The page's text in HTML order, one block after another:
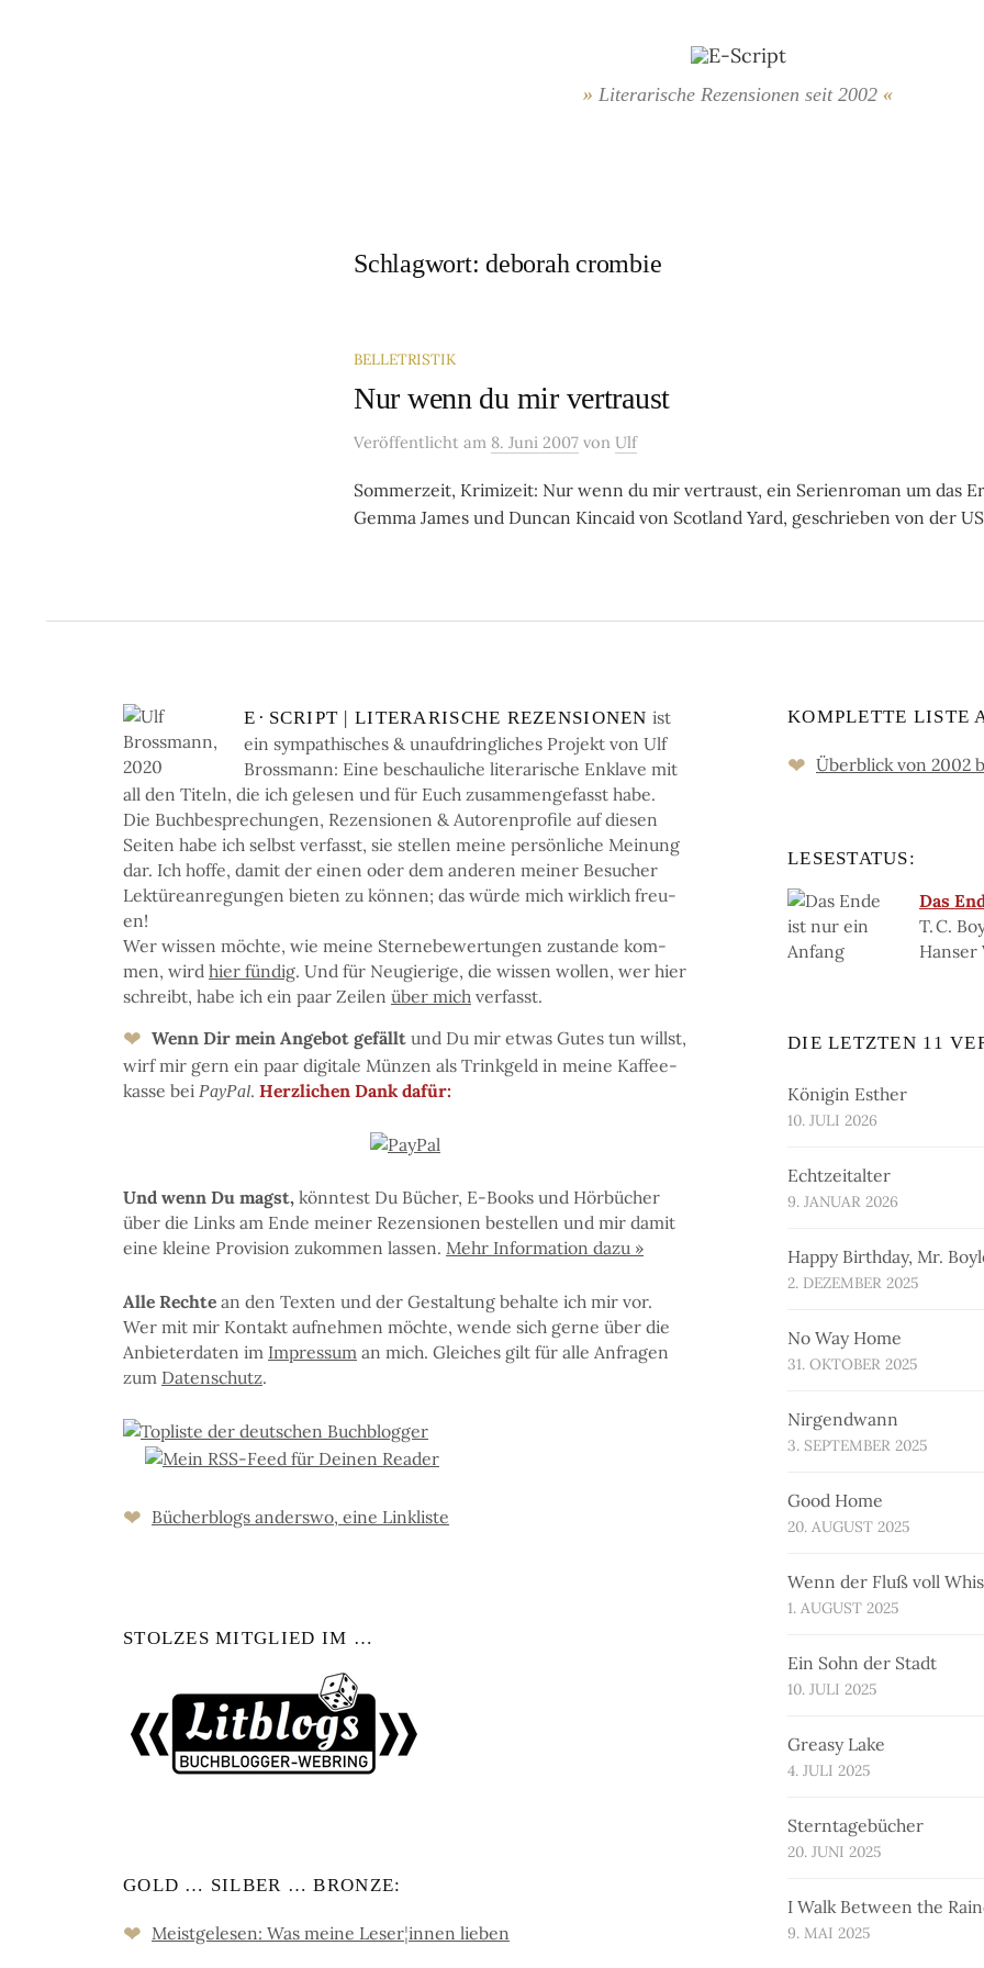
Literarische Rezensionen seit 2002
Schlagwort:deborah crombie
BELLETRISTIK
Nur wenn du mir vertraust
Veröffentlicht am 8. Juni 2007 von Ulf
Sommerzeit, Krimizeit: Nur wenn du mir vertraust, ein Serienroman um das
Gemma James und Duncan Kincaid von Scotland Yard, geschrieben von der
E · SCRIPT | LI­TE­RA­RI­SCHE RE­ZEN­SIO­NEN ist
ein sym­pa­thi­sches & un­auf­dring­li­ches Pro­jekt von Ulf
Bross­mann: Eine be­schau­li­che li­te­ra­ri­sche En­kla­ve mit
all den Ti­teln, die ich ge­le­sen und für Euch zu­sam­men­ge­fasst habe.
Die Buch­be­spre­chun­gen, Re­zen­sio­nen & Auto­ren­pro­fi­le auf die­sen
Sei­ten ha­be ich selbst ver­fasst, sie stel­len mei­ne persön­li­che Mei­nung
dar. Ich hof­fe, da­mit der einen oder dem an­de­ren mei­ner Be­su­cher
Lek­türe­an­re­gun­gen bie­ten zu kön­nen; das wür­de mich wirk­lich freu­
en!
Wer wis­sen möchte, wie mei­ne Ster­ne­be­wer­tun­gen zu­stan­de kom­
men, wird hier fün­dig. Und für Neu­gie­ri­ge, die wis­sen wol­len, wer hier
schreibt, ha­be ich ein paar Zei­len über mich ver­fasst.
❤ Wenn Dir mein An­ge­bot ge­fällt und Du mir et­was Gu­tes tun willst,
wirf mir gern ein paar di­gi­ta­le Mün­zen als Trink­geld in mei­ne Kaf­fee­
kas­se bei PayPal. Herz­li­chen Dank dafür:
Und wenn Du magst, könn­test Du Bü­cher, E-Books und Hör­bü­cher
über die Links am En­de mei­ner Re­zen­sio­nen be­stel­len und mir da­mit
eine klei­ne Pro­vi­sion zu­kom­men las­sen. Mehr In­for­ma­tion da­zu »
Al­le Rech­te an den Tex­ten und der Ge­stal­tung be­hal­te ich mir vor.
Wer mit mir Kon­takt auf­neh­men möchte, wen­de sich ger­ne über die
An­bie­ter­da­ten im Im­pres­sum an mich. Glei­ches gilt für al­le An­fra­gen
zum Da­ten­schutz.
❤ Bücher­blogs an­ders­wo, eine Link­liste
STOLZES MITGLIED IM …
GOLD … SILBER … BRONZE:
❤ Meistgelesen: Was meine Leser¦innen lieben
KOMPLETTE LISTE
❤ Überblick von 2002
LESESTATUS:
Das
T. C.
Hanser
DIE LETZTEN 11
Königin Esther
10. JULI 2026
Echtzeitalter
9. JANUAR 2026
Happy Birthday, Mr.
2. DEZEMBER 2025
No Way Home
31. OKTOBER 2025
Nirgendwann
3. SEPTEMBER 2025
Good Home
20. AUGUST 2025
Wenn der Fluß voll
1. AUGUST 2025
Ein Sohn der Stadt
10. JULI 2025
Greasy Lake
4. JULI 2025
Sterntagebücher
20. JUNI 2025
I Walk Between the
9. MAI 2025